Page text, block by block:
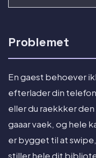
Problemet
En gaest behoever
efterlader din
eller du raekkker
gaaar vaek, og hele
er bygget til at
stiller hele dit